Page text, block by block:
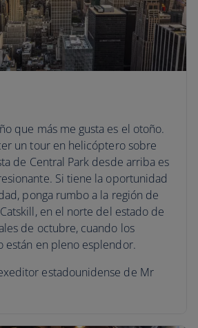
que más me gusta es el otoño.
un tour en helicóptero sobre
de Central Park desde arriba es
Si tiene la oportunidad
ponga rumbo a la región de
en el norte del estado de
de octubre, cuando los
están en pleno esplendor.
estadounidense de Mr